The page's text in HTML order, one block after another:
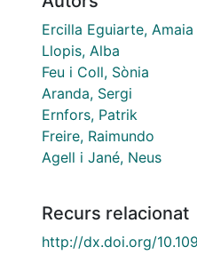
Ercilla Eguiarte, Amaia
Llopis, Alba
Feu i Coll, Sònia
Aranda, Sergi
Ernfors, Patrik
Freire, Raimundo
Agell i Jané, Neus
Recurs relacionat
http://dx.doi.org/